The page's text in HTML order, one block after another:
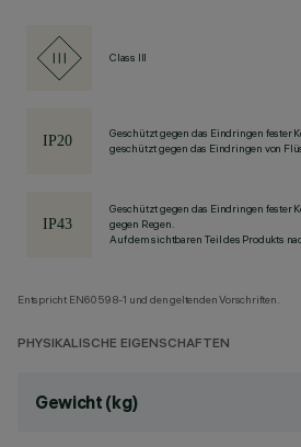
Class III
Geschützt gegen das Eindringen fester
geschützt gegen das Eindringen von
Geschützt gegen das Eindringen fester
gegen Regen.
Auf dem sichtbaren Teil des Produkts
Entspricht EN60598-1 und den geltenden Vorschriften.
PHYSIKALISCHE EIGENSCHAFTEN
Gewicht (kg)